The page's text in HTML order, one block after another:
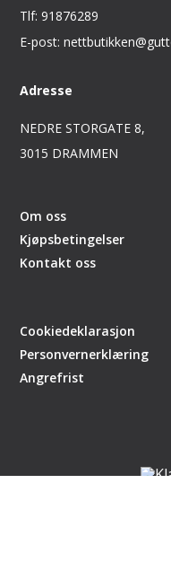
Tlf: 91876289
E-post:
Adresse
NEDRE STORGATE 8,
3015 DRAMMEN
Om oss
Kjøpsbetingelser
Kontakt oss
Cookiedeklarasjon
Personvernerklæring
Angrefrist